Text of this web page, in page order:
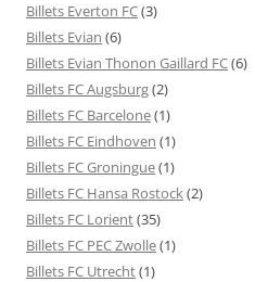
Billets Everton FC(3)
Billets Evian (6)
Billets Evian Thonon Gaillard FC(6)
Billets FC Augsburg(2)
Billets FC Barcelone(1)
Billets FC Eindhoven (1)
Billets FC Groningue(1)
Billets FC Hansa Rostock(2)
Billets FC Lorient(35)
Billets FC PEC Zwolle(1)
Billets FC Utrecht(1)